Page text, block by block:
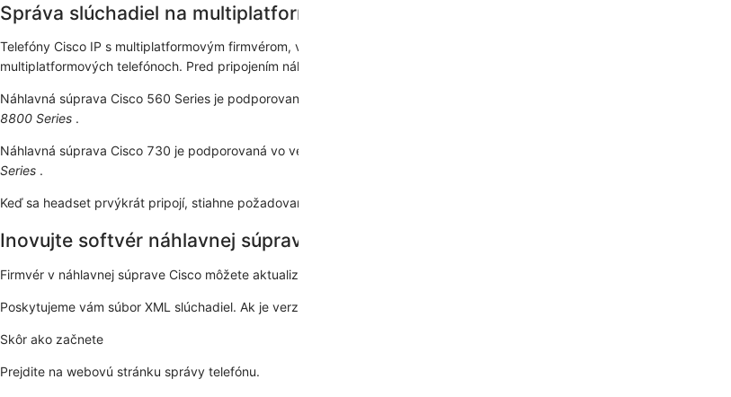
Správa slúchadiel na multiplatformových telefónoch
Telefóny Cisco IP s multiplatformovým firmvérom, vydanie 11.1.2 alebo novšie, podporujú Cisco Headset 520 Series a
multiplatformových telefónoch. Pred pripojením náhlavnej súpravy k telefónu by ste však mali nainštalovať najnovšiu verziu
Náhlavná súprava Cisco 560 Series je podporovaná vo verzii multiplatformového firmvéru 11.2.3 alebo novšej. Ďalšie
8800 Series .
Náhlavná súprava Cisco 730 je podporovaná vo verzii multiplatformového firmvéru 11.3.5 alebo novšej. Ďalšie informácie
Series .
Keď sa headset prvýkrát pripojí, stiahne požadovaný firmvér a spustí proces aktualizácie.
Inovujte softvér náhlavnej súpravy Cisco na multiplatformovom telefóne
Firmvér v náhlavnej súprave Cisco môžete aktualizovať. Nastavenia náhlavnej súpravy sa resetovaním telefónu
Poskytujeme vám súbor XML slúchadiel. Ak je verzia softvéru v súbore väčšia ako verzia softvéru na vašej náhlavnej
Skôr ako začnete
Prejdite na webovú stránku správy telefónu.